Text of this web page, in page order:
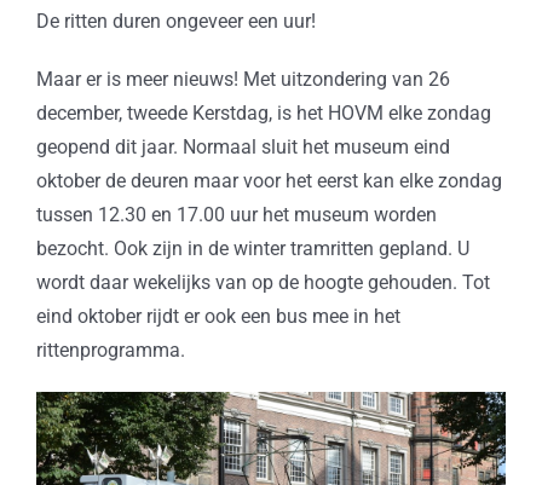
De ritten duren ongeveer een uur!
Maar er is meer nieuws! Met uitzondering van 26
december, tweede Kerstdag, is het HOVM elke zondag
geopend dit jaar. Normaal sluit het museum eind
oktober de deuren maar voor het eerst kan elke zondag
tussen 12.30 en 17.00 uur het museum worden
bezocht. Ook zijn in de winter tramritten gepland. U
wordt daar wekelijks van op de hoogte gehouden. Tot
eind oktober rijdt er ook een bus mee in het
rittenprogramma.